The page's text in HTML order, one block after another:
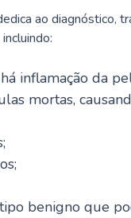
ao diagnóstico,
inflamação da
mortas,
benigno que